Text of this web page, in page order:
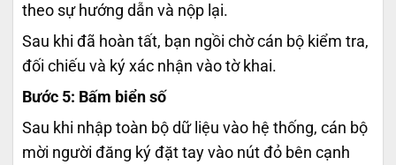
theo sự hướng dẫn và nộp lại.
Sau khi đã hoàn tất, bạn ngồi chờ cán bộ kiểm tra,
đối chiếu và ký xác nhận vào tờ khai.
Bước 5: Bấm biển số
Sau khi nhập toàn bộ dữ liệu vào hệ thống, cán bộ
mời người đăng ký đặt tay vào nút đỏ bên cạnh